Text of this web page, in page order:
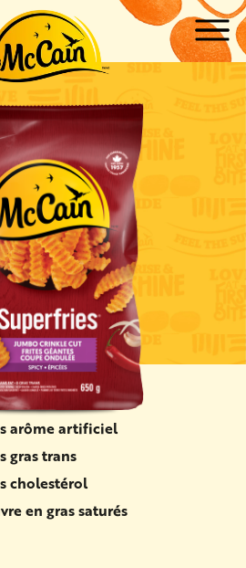
arôme artificiel
gras trans
cholestérol
en gras saturés